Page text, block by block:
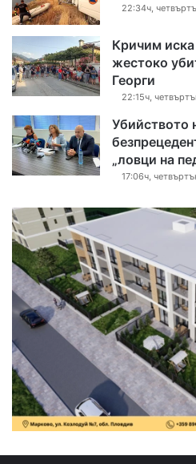
22:34ч,
Кричим
жестоко
Георги
22:15ч,
Убийството
„ловци на
17:06ч,